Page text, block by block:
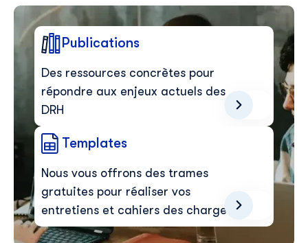
Publications
Des ressources concrètes pour
répondre aux enjeux actuels des
DRH
Templates
Nous vous offrons des trames
gratuites pour réaliser vos
entretiens et cahiers des charges